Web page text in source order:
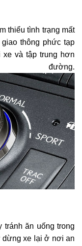
thiểu tình trạng mất
thông phức tạp
và tập trung hơn
tránh ăn uống trong
dừng xe lại ở nơi an